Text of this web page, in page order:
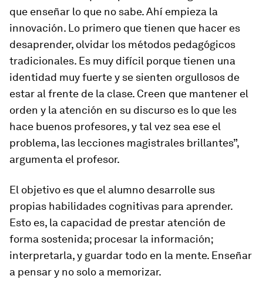
que enseñar lo que no sabe. Ahí empieza la
innovación. Lo primero que tienen que hacer es
desaprender, olvidar los métodos pedagógicos
tradicionales. Es muy difícil porque tienen una
identidad muy fuerte y se sienten orgullosos de
estar al frente de la clase. Creen que mantener el
orden y la atención en su discurso es lo que les
hace buenos profesores, y tal vez sea ese el
problema, las lecciones magistrales brillantes”,
argumenta el profesor.
El objetivo es que el alumno desarrolle sus
propias habilidades cognitivas para aprender.
Esto es, la capacidad de prestar atención de
forma sostenida; procesar la información;
interpretarla, y guardar todo en la mente. Enseñar
a pensar y no solo a memorizar.